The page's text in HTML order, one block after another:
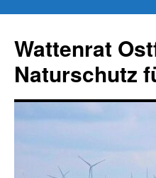
springen
Wattenrat
Naturschutz